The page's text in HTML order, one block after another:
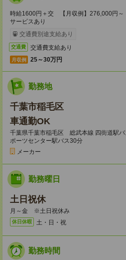
時給1600円＋交 【月収例】276,000円
サービスあり
交通費別途支給あり
交通費 交通費支給あり
月収例 25～30万円
勤務地
千葉市稲毛区
車通勤OK
千葉県千葉市稲毛区 総武本線 四街道駅
ポーツセンター駅バス30分
メーカー
勤務曜日
土日祝休
月～金 ※土日祝休み
休日休暇 土・日・祝
勤務時間